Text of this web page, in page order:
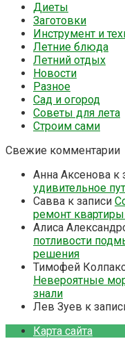
Диеты
Заготовки
Инструмент и
Летние блюда
Летний отдых
Новости
Разное
Сад и огород
Советы для лета
Строим сами
Свежие комментарии
Анна Аксенова к
удивительное
Савва к записи
ремонт
Алиса
потливости
решения
Тимофей
Невероятные
знали
Лев Зуев к
Карта сайта